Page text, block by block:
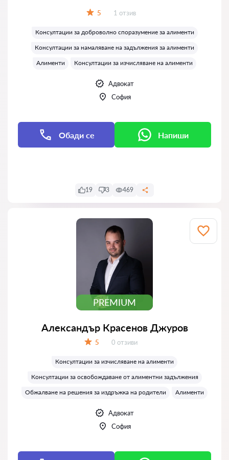
5 Отзиви:
1 отзив
Консултации за доброволно споразумение за алименти
Консултации за намаляване на задължения за алименти
Алименти
Консултации за изчисляване на алименти
Адвокат
София
Обади се Напиши
19 3 469
PREMIUM
Александър Красенов Джуров
5 Отзиви:
0 отзиви
Консултации за изчисляване на алименти
Консултации за освобождаване от алиментни задължения
Обжалване на решения за издръжка на родители
Алименти
Адвокат
София